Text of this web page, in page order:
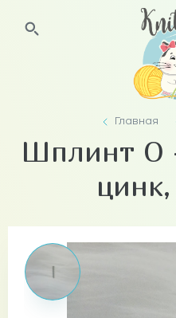
Главная
Шплинт О